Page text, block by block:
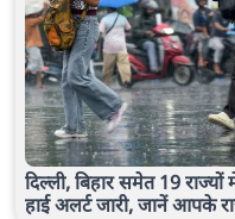
दिल्ली, बिहार समेत 19
हाई अलर्ट जारी, जानें आपके